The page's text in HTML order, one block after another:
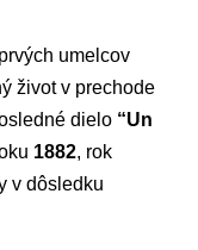
umelcov
život v prechode
dielo “Un
1882, rok
v dôsledku